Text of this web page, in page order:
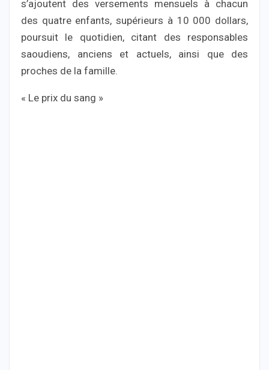
s’ajoutent des versements mensuels à chacun
des quatre enfants, supérieurs à 10 000 dollars,
poursuit le quotidien, citant des responsables
saoudiens, anciens et actuels, ainsi que des
proches de la famille.
« Le prix du sang »